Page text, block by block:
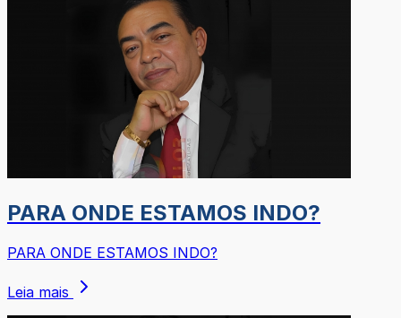
PARA ONDE ESTAMOS INDO?
PARA ONDE ESTAMOS INDO?
Leia mais